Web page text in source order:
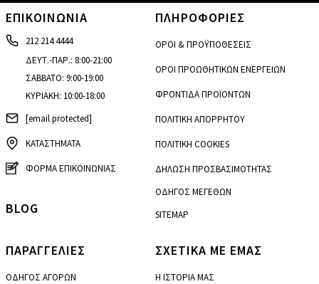
ΕΠΙΚΟΙΝΩΝΙΑ
212 214 4444
ΔΕΥΤ.-ΠΑΡ.: 8:00-21:00
ΣΑΒΒΑΤΟ: 9:00-19:00
ΚΥΡΙΑΚΗ: 10:00-18:00
[email protected]
ΚΑΤΑΣΤΗΜΑΤΑ
ΦΟΡΜΑ ΕΠΙΚΟΙΝΩΝΙΑΣ
ΠΑΡΑΓΓΕΛΙΕΣ
ΟΔΗΓΟΣ ΑΓΟΡΩΝ
ΠΛΗΡΟΦΟΡΙΕΣ
ΟΡΟΙ & ΠΡΟΫΠΟΘΕΣΕΙΣ
ΟΡΟΙ ΠΡΟΩΘΗΤΙΚΩΝ ΕΝΕΡΓΕΙΩΝ
ΦΡΟΝΤΙΔΑ ΠΡΟΪΟΝΤΩΝ
ΠΟΛΙΤΙΚΗ ΑΠΟΡΡΗΤΟΥ
ΠΟΛΙΤΙΚΗ COOKIES
ΔΗΛΩΣΗ ΠΡΟΣΒΑΣΙΜΟΤΗΤΑΣ
ΟΔΗΓΟΣ ΜΕΓΕΘΩΝ
SITEMAP
ΣΧΕΤΙΚΑ ΜΕ ΕΜΑΣ
Η ΙΣΤΟΡΙΑ ΜΑΣ
BLOG